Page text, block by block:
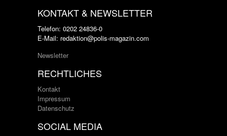
KONTAKT & NEWSLETTER
Telefon: 0202 24836-0
E-Mail: redaktion@polis-magazin.com
Newsletter
RECHTLICHES
Kontakt
Impressum
Datenschutz
SOCIAL MEDIA